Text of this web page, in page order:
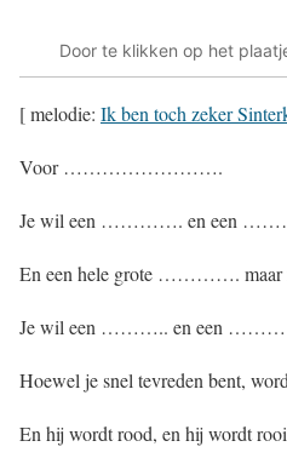
Door te klikken op het
[ melodie: Ik ben toch zeker
Voor …………………….
Je wil een …………. en een ………
En een hele grote …………. maar
Je wil een ……….. en een
Hoewel je snel tevreden bent,
En hij wordt rood, en hij wordt